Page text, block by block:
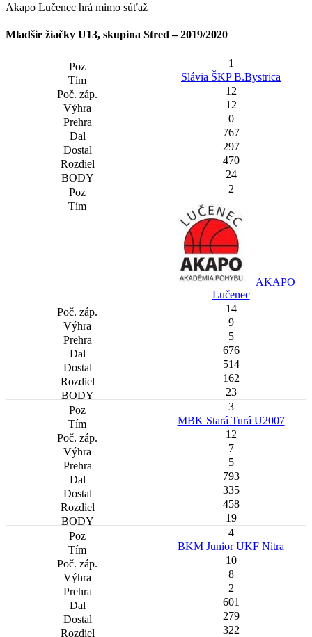
Akapo Lučenec hrá mimo súťaž
Mladšie žiačky U13, skupina Stred – 2019/2020
1
Slávia ŠKP B.Bystrica
12
12
0
767
297
470
24
2
AKAPO
Lučenec
14
9
5
676
514
162
23
3
MBK Stará Turá U2007
12
7
5
793
335
458
19
4
BKM Junior UKF Nitra
10
8
2
601
279
322